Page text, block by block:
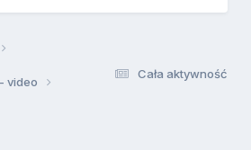
Cała aktywność
video